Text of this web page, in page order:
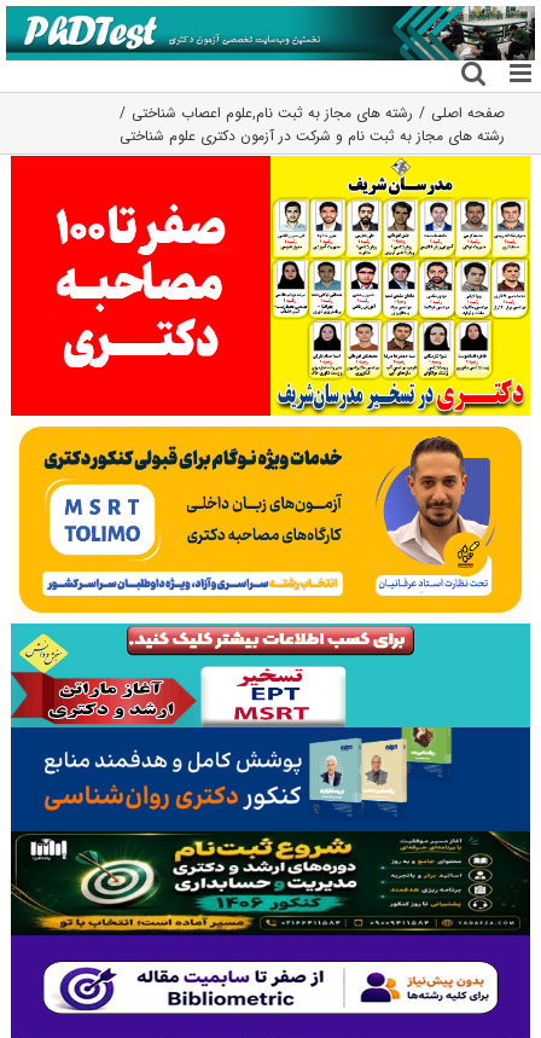
رفتن
به
محتوا
صفحه اصلی رشته های مجاز به ثبت نام,علوم اعصاب شناختی
رشته های مجاز به ثبت نام و شرکت در آزمون دکتری علوم شناختی